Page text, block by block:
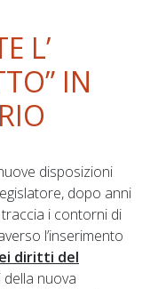
L’
IN
disposizioni
dopo anni
i contorni di
l’inserimento
diritti del
della nuova